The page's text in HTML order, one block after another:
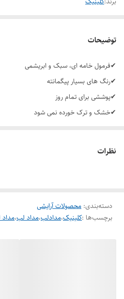
توضیحات
✔فرمول خامه ای، سبک و ابریشمی
✔رنگ های بسیار پیگمانته
✔پوششی برای تمام روز
✔خشک و ترک خورده نمی شود
نظرات
دسته‌بندی: محصولات آرایشی
برچسب‌ها :کلینیک،مدادلب،مداد لب،